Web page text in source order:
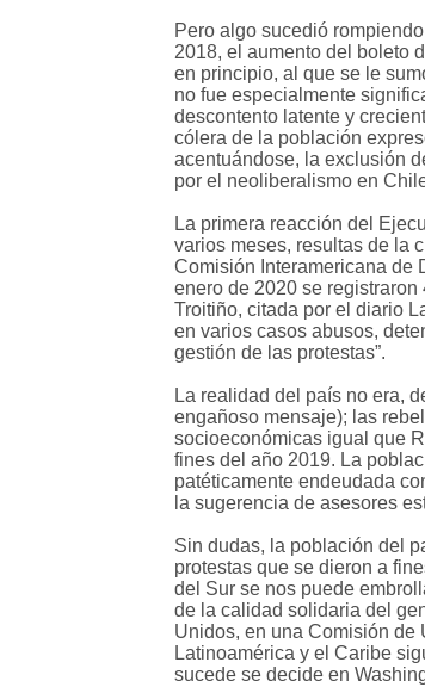
Pero algo sucedió
2018, el aumento del boleto
en principio, al que se le
no fue especialmente
descontento latente y
cólera de la población
acentuándose, la exclusión
por el neoliberalismo en
La primera reacción del
varios meses, resultas de la
Comisión Interamericana de
enero de 2020 se
Troitiño, citada por el diario
en varios casos abusos,
gestión de las protestas”.
La realidad del país no era,
engañoso mensaje); las
socioeconómicas igual que
fines del año 2019. La
patéticamente endeudada
la sugerencia de asesores
Sin dudas, la población del
protestas que se dieron a
del Sur se nos puede
de la calidad solidaria del
Unidos, en una Comisión de
Latinoamérica y el Caribe
sucede se decide en